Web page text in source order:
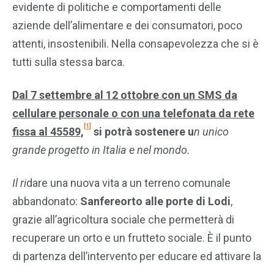
evidente di politiche e comportamenti delle
aziende dell’alimentare e dei consumatori, poco
attenti, insostenibili. Nella consapevolezza che si è
tutti sulla stessa barca.
Dal 7 settembre al 12 ottobre con un SMS da
cellulare personale o con una telefonata da rete
fissa al 45589, [1] si potrà sostenere un unico
grande progetto in Italia e nel mondo.
Il ridare una nuova vita a un terreno comunale
abbandonato: Sanfereorto alle porte di Lodi,
grazie all’agricoltura sociale che permetterà di
recuperare un orto e un frutteto sociale. È il punto
di partenza dell’intervento per educare ed attivare la